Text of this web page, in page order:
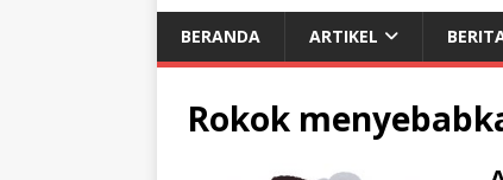
BERANDA ARTIKEL
Rokok